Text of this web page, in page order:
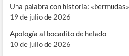
Una palabra con historia: «bermudas»
19 de julio de 2026
Apología al bocadito de helado
10 de julio de 2026